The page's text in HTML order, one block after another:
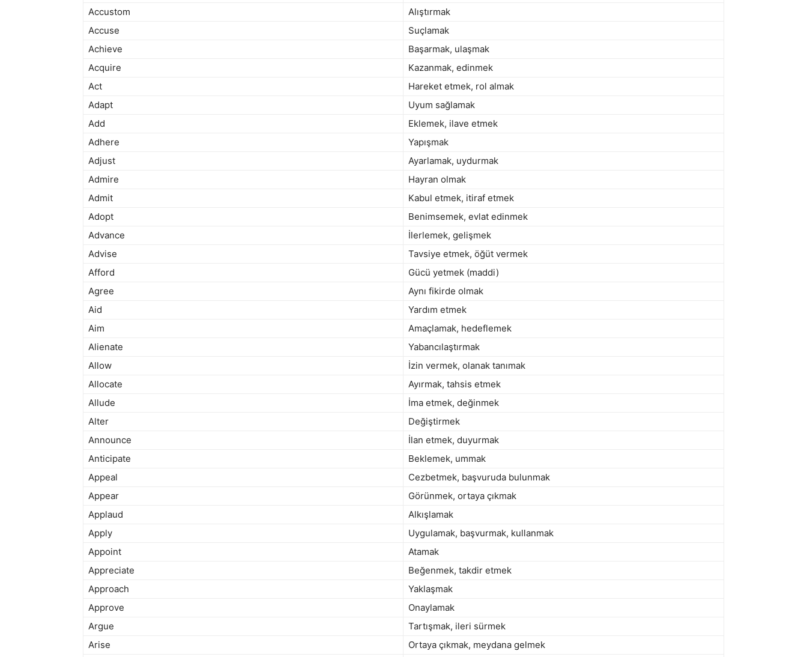
Accustom
Alıştırmak
Accuse
Suçlamak
Achieve
Başarmak, ulaşmak
Acquire
Kazanmak, edinmek
Act
Hareket etmek, rol almak
Adapt
Uyum sağlamak
Add
Eklemek, ilave etmek
Adhere
Yapışmak
Adjust
Ayarlamak, uydurmak
Admire
Hayran olmak
Admit
Kabul etmek, itiraf etmek
Adopt
Benimsemek, evlat edinmek
Advance
İlerlemek, gelişmek
Advise
Tavsiye etmek, öğüt vermek
Afford
Gücü yetmek (maddi)
Agree
Aynı fikirde olmak
Aid
Yardım etmek
Aim
Amaçlamak, hedeflemek
Alienate
Yabancılaştırmak
Allow
İzin vermek, olanak tanımak
Allocate
Ayırmak, tahsis etmek
Allude
İma etmek, değinmek
Alter
Değiştirmek
Announce
İlan etmek, duyurmak
Anticipate
Beklemek, ummak
Appeal
Cezbetmek, başvuruda bulunmak
Appear
Görünmek, ortaya çıkmak
Applaud
Alkışlamak
Apply
Uygulamak, başvurmak, kullanmak
Appoint
Atamak
Appreciate
Beğenmek, takdir etmek
Approach
Yaklaşmak
Approve
Onaylamak
Argue
Tartışmak, ileri sürmek
Arise
Ortaya çıkmak, meydana gelmek